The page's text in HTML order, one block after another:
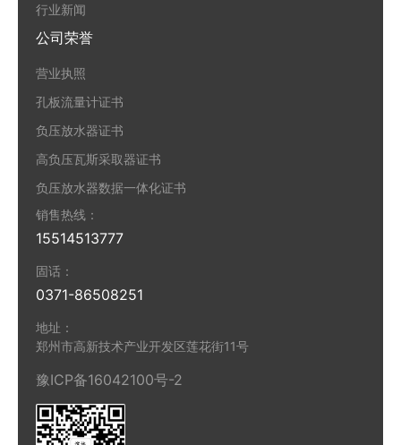
行业新闻
公司荣誉
营业执照
孔板流量计证书
负压放水器证书
高负压瓦斯采取器证书
负压放水器数据一体化证书
销售热线：
15514513777
固话：
0371-86508251
地址：
郑州市高新技术产业开发区莲花街11号
豫ICP备16042100号-2